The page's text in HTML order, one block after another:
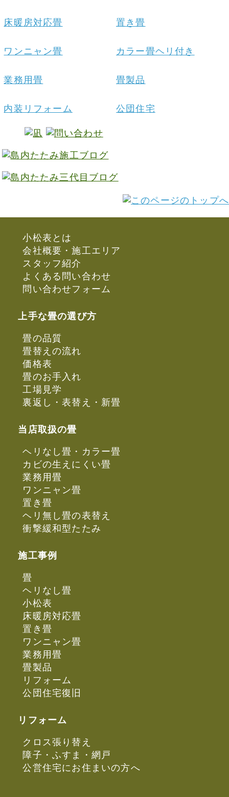
床暖房対応畳 置き畳
ワンニャン畳 カラー畳ヘリ付き
業務用畳 畳製品
内装リフォーム 公団住宅
小松表とは
会社概要・施工エリア
スタッフ紹介
よくある問い合わせ
問い合わせフォーム
上手な畳の選び方
畳の品質
畳替えの流れ
価格表
畳のお手入れ
工場見学
裏返し・表替え・新畳
当店取扱の畳
ヘリなし畳・カラー畳
カビの生えにくい畳
業務用畳
ワンニャン畳
置き畳
ヘリ無し畳の表替え
衝撃緩和型たたみ
施工事例
畳
ヘリなし畳
小松表
床暖房対応畳
置き畳
ワンニャン畳
業務用畳
畳製品
リフォーム
公団住宅復旧
リフォーム
クロス張り替え
障子・ふすま・網戸
公営住宅にお住まいの方へ